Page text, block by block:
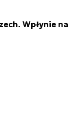
Wpłynie na